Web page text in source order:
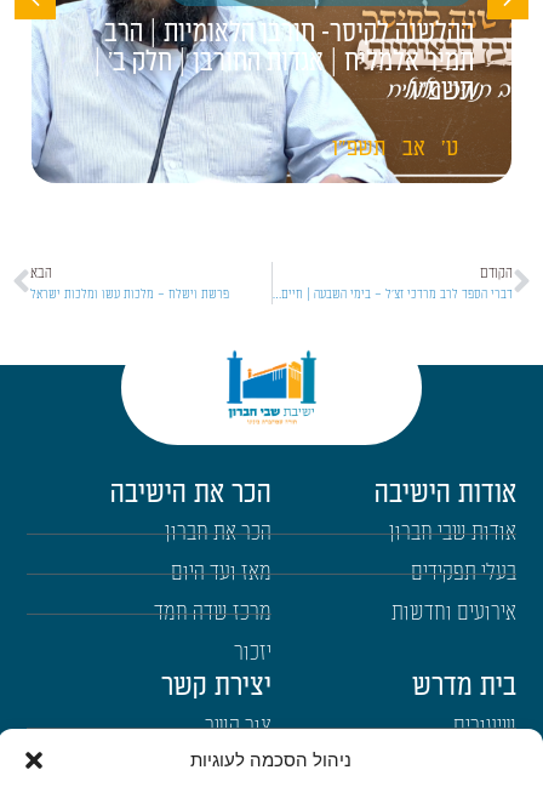
ניהול הסכמה לעוגיות
ההלשנה לקיסר- חורבן הלאומיות | הרב
תמיר אלמליח | אגדות החורבן | חלק ב' |
תשפ"ו
ט' אב תשפ"ו
הקודם
דברי הספד לרב מרדכי זצ'ל – בימי השבעה | חיים של תורה
הבא
פרשת וישלח – מלכות עשו ומלכות ישראל
אודות הישיבה
אודות שבי חברון
בעלי תפקידים
אירועים וחדשות
הכר את הישיבה
הכר את חברון
מאז ועד היום
מרכז שדה חמד
יזכור
בית מדרש
שיעורים
יצירת קשר
צור קשר
הרשמה לשבו"ש